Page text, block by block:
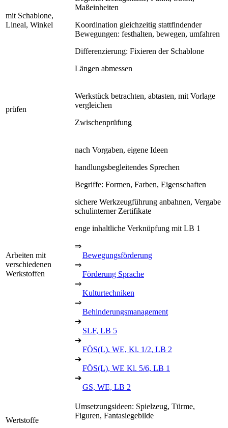
mit Schablone,
Lineal, Winkel
Maßeinheiten
Koordination gleichzeitig stattfindender
Bewegungen: festhalten, bewegen, umfahren
Differenzierung: Fixieren der Schablone
Längen abmessen
prüfen
Werkstück betrachten, abtasten, mit Vorlage
vergleichen
Zwischenprüfung
Arbeiten mit
verschiedenen
Werkstoffen
nach Vorgaben, eigene Ideen
handlungsbegleitendes Sprechen
Begriffe: Formen, Farben, Eigenschaften
sichere Werkzeugführung anbahnen, Vergabe
schulinterner Zertifikate
enge inhaltliche Verknüpfung mit LB 1
⇒
Bewegungsförderung
⇒
Förderung Sprache
⇒
Kulturtechniken
⇒
Behinderungsmanagement
➔
SLF, LB 5
➔
FÖS(L), WE, Kl. 1/2, LB 2
➔
FÖS(L), WE Kl. 5/6, LB 1
➔
GS, WE, LB 2
Wertstoffe
Umsetzungsideen: Spielzeug, Türme,
Figuren, Fantasiegebilde